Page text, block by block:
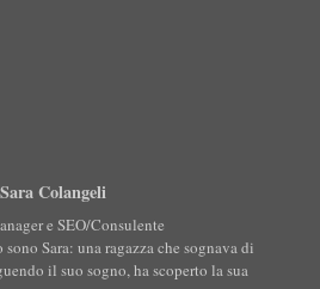
Sara Colangeli
e SEO/Consulente
Sara: una ragazza che sognava di
il suo sogno, ha scoperto la sua